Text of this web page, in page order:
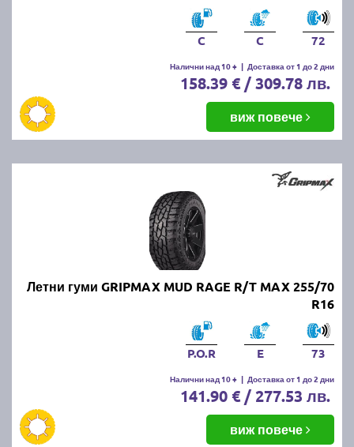
C C 72
Налични над 10 + | Доставка от 1 до 2 дни
158.39 € / 309.78 лв.
виж повече
Летни гуми GRIPMAX MUD RAGE R/T MAX 255/70
R16
P.O.R E 73
Налични над 10 + | Доставка от 1 до 2 дни
141.90 € / 277.53 лв.
виж повече